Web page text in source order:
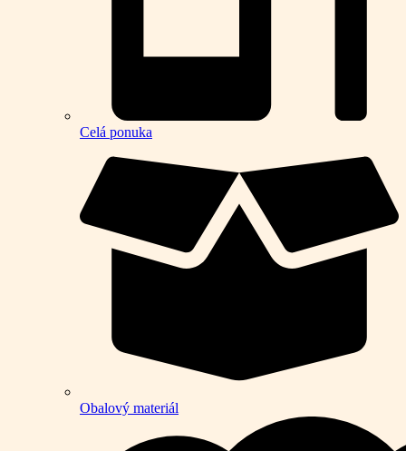
Celá ponuka
Obalový materiál